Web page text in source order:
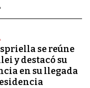
se reúne
y destacó su
en su llegada